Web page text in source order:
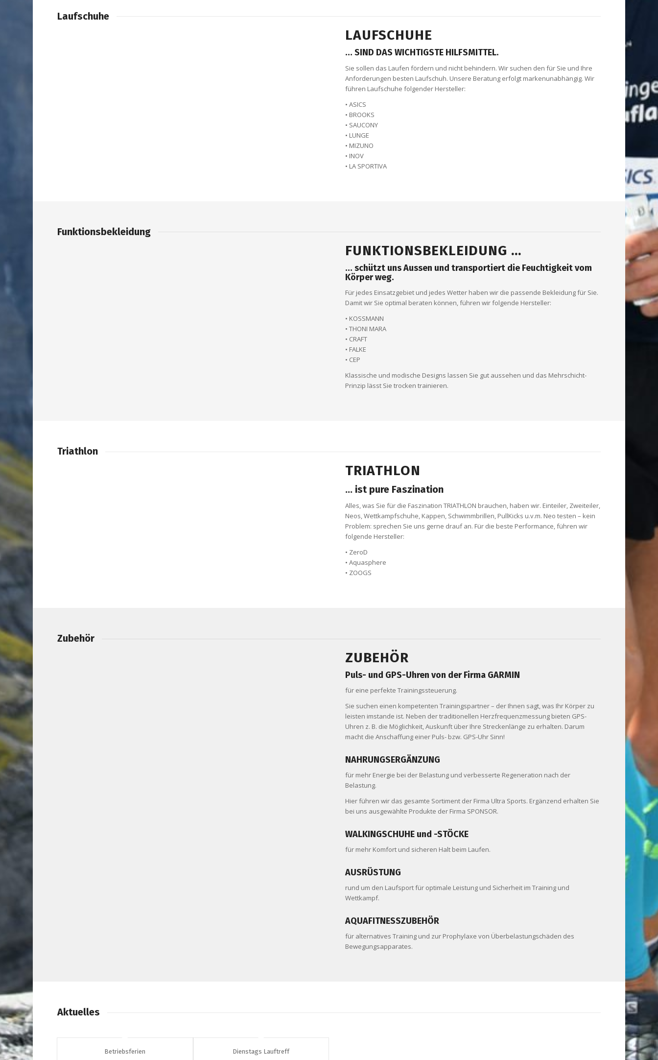
Laufschuhe
LAUFSCHUHE
… SIND DAS WICHTIGSTE HILFSMITTEL.
Sie sollen das Laufen fördern und nicht behindern. Wir suchen den für Sie und Ihre
Anforderungen besten Laufschuh. Unsere Beratung erfolgt markenunabhängig. Wir
führen Laufschuhe folgender Hersteller:
• ASICS
• BROOKS
• SAUCONY
• LUNGE
• MIZUNO
• INOV
• LA SPORTIVA
Funktionsbekleidung
FUNKTIONSBEKLEIDUNG …
… schützt uns Aussen und transportiert die Feuchtigkeit vom
Körper weg.
Für jedes Einsatzgebiet und jedes Wetter haben wir die passende Bekleidung für Sie.
Damit wir Sie optimal beraten können, führen wir folgende Hersteller:
• KOSSMANN
• THONI MARA
• CRAFT
• FALKE
• CEP
Klassische und modische Designs lassen Sie gut aussehen und das Mehrschicht-
Prinzip lässt Sie trocken trainieren.
Triathlon
TRIATHLON
… ist pure Faszination
Alles, was Sie für die Faszination TRIATHLON brauchen, haben wir. Einteiler, Zweiteiler,
Neos, Wettkampfschuhe, Kappen, Schwimmbrillen, PullKicks u.v.m. Neo testen – kein
Problem: sprechen Sie uns gerne drauf an. Für die beste Performance, führen wir
folgende Hersteller:
• ZeroD
• Aquasphere
• ZOOGS
Zubehör
ZUBEHÖR
Puls- und GPS-Uhren von der Firma GARMIN
für eine perfekte Trainingssteuerung.
Sie suchen einen kompetenten Trainingspartner – der Ihnen sagt, was Ihr Körper zu
leisten imstande ist. Neben der traditionellen Herzfrequenzmessung bieten GPS-
Uhren z. B. die Möglichkeit, Auskunft über Ihre Streckenlänge zu erhalten. Darum
macht die Anschaffung einer Puls- bzw. GPS-Uhr Sinn!
NAHRUNGSERGÄNZUNG
für mehr Energie bei der Belastung und verbesserte Regeneration nach der
Belastung.
Hier führen wir das gesamte Sortiment der Firma Ultra Sports. Ergänzend erhalten Sie
bei uns ausgewählte Produkte der Firma SPONSOR.
WALKINGSCHUHE und -STÖCKE
für mehr Komfort und sicheren Halt beim Laufen.
AUSRÜSTUNG
rund um den Laufsport für optimale Leistung und Sicherheit im Training und
Wettkampf.
AQUAFITNESSZUBEHÖR
für alternatives Training und zur Prophylaxe von Überbelastungschäden des
Bewegungsapparates.
Aktuelles
Betriebsferien Dienstags Lauftreff